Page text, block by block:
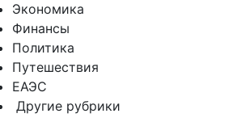
Экономика
Финансы
Политика
Путешествия
ЕАЭС
Другие рубрики